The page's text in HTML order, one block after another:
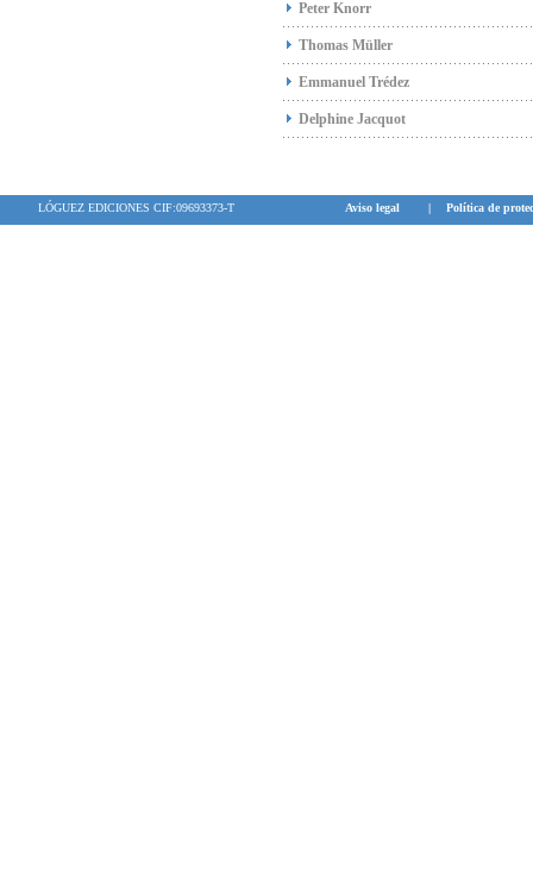
Peter Knorr
Thomas Müller
Emmanuel Trédez
Delphine Jacquot
LÓGUEZ EDICIONES CIF:09693373-T Aviso legal | Política de